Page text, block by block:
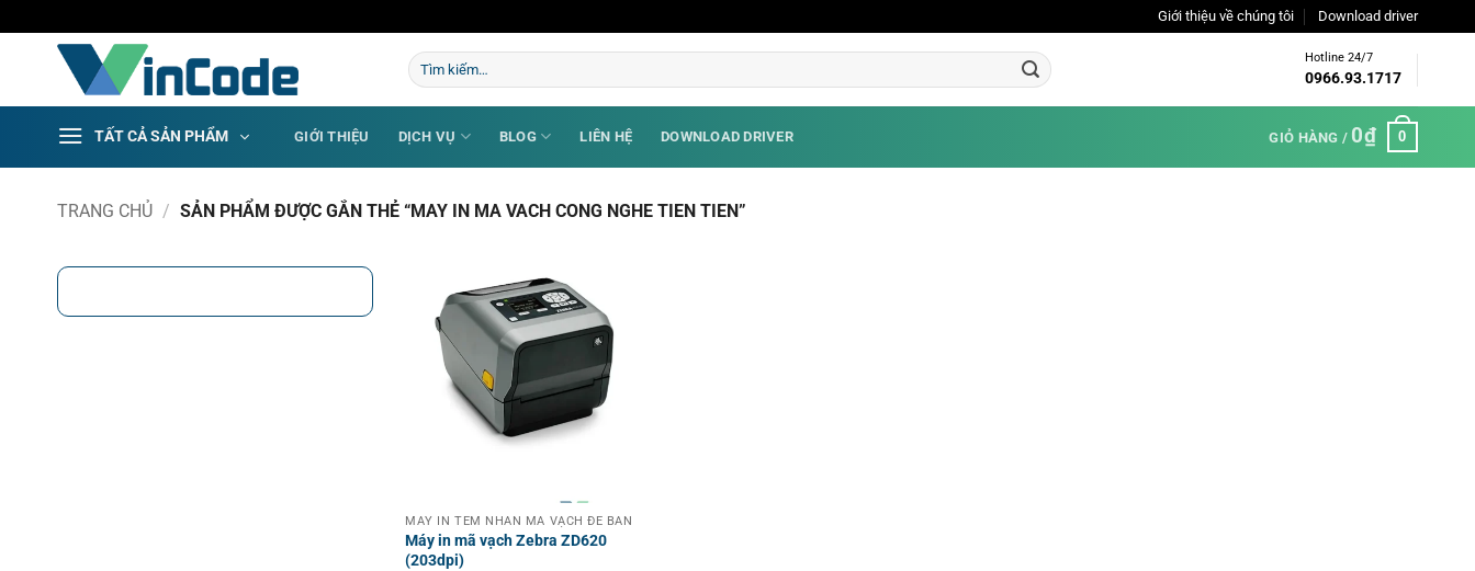
qua
Giới thiệu về chúng tôi Download driver
Tìm
kiếm:
Hotline 24/7
0966.93.1717
TẤT CẢ SẢN PHẨM GIỚI THIỆU DỊCH VỤ BLOG LIÊN HỆ DOWNLOAD DRIVER GIỎ HÀNG / 0₫ 0
TRANG CHỦ / SẢN PHẨM ĐƯỢC GẮN THẺ “MAY IN MA VACH CONG NGHE TIEN TIEN”
MÁY IN TEM NHÃN MÃ VẠCH ĐỂ BÀN
Máy in mã vạch Zebra ZD620
(203dpi)